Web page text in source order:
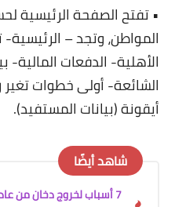
• تفتح الصفحة الرئيسية
المواطن، وتجد –
الأهلية- الدفعات المالية-
الشائعة- أولى خطوات تغير
أيقونة (بيانات المستفيد).
شاهد أيضًا
7 أسباب لخروج دخان من